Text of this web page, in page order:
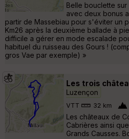
Belle bouclette
avec deux bonus
partir de Massebiau pour s'éviter un
Km26 après la deuxième ballade à
difficile a gérer en mode escalade
habituel du ruisseau des Gours !
gros Vae par exemple) »
Les trois
Luzençon
VTT 32 km
Les châteaux de
Cabrières ainsi
Grands Causses.